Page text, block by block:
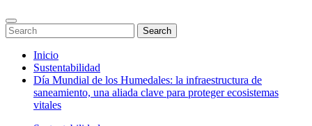
Enter
Keyword
Search
for:
Search
Search
Saltar
contenido
Inicio
Sustentabilidad
Día Mundial de los Humedales: la infraestructura de
saneamiento, una aliada clave para proteger ecosistemas
vitales